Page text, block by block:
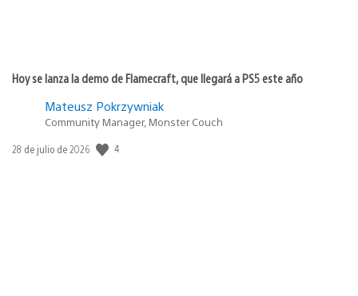
Hoy se lanza la demo de Flamecraft, que llegará a PS5 este año
Mateusz Pokrzywniak
Community Manager, Monster Couch
Fecha
28 de julio de 2026 4